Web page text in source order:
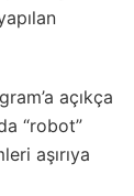
açıkça
“robot”
aşırıya